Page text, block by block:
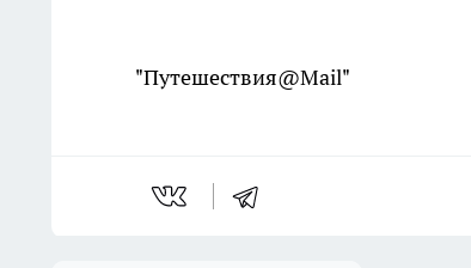
"Путешествия@Mail"